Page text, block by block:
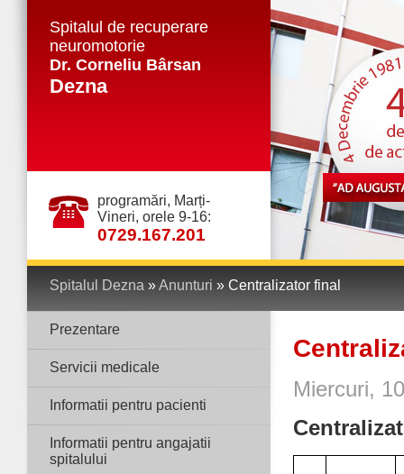
Spitalul de recuperare
neuromotorie
Dr. Corneliu Bârsan
Dezna
programări, Marți-
Vineri, orele 9-16:
0729.167.201
Spitalul Dezna »Anunturi » Centralizator final
Prezentare
Servicii medicale
Informatii pentru pacienti
Informatii pentru angajatii
spitalului
Miercuri,